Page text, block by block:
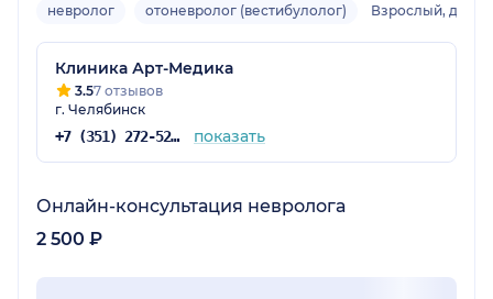
невролог отоневролог (вестибулолог) Взрослый,
Клиника Арт-Медика
3.57 отзывов
г. Челябинск
+7 (351) 272-52-48 показать
Онлайн-консультация невролога
2 500 ₽